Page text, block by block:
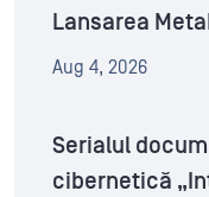
Lansarea
Aug 4, 2026
Serialul
cibernetică